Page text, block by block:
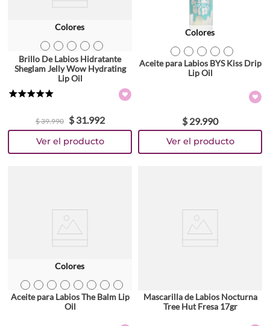
Colores
Brillo De Labios Hidratante
Sheglam Jelly Wow Hydrating
Lip Oil
$39.990 $ 31.992
Colores
Aceite para Labios BYS Kiss Drip
Lip Oil
$ 29.990
Colores
Aceite para Labios The Balm Lip
Oil
Mascarilla de Labios Nocturna
Tree Hut Fresa 17gr